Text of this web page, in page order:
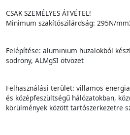
CSAK SZEMÉLYES ÁTVÉTEL!
Minimum szakítószilárdság: 295N/
Felépítése: aluminium huzalokból
sodrony, ALMgSI ötvözet
Felhasználási terület: villamos
és középfeszültségű hálózatokban,
körülmények között tartószerkezetre